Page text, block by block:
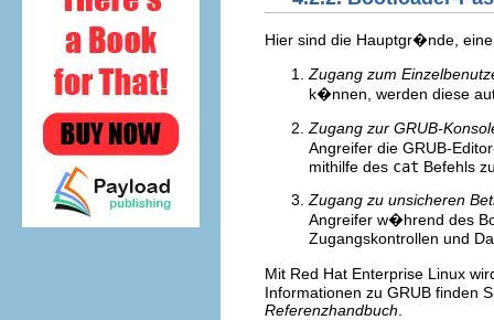
Hier sind die Hauptgr�nde,
Zugang zum
k�nnen, werden diese
Zugang zur GRUB-
Angreifer die GRUB-
mithilfe des cat Befehls
Zugang zu unsicheren
Angreifer w�hrend des
Zugangskontrollen und
Mit Red Hat Enterprise Linux
Informationen zu GRUB finden
Referenzhandbuch